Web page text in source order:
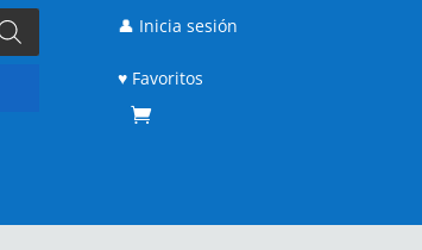
👤 Inicia sesión
♥ Favoritos